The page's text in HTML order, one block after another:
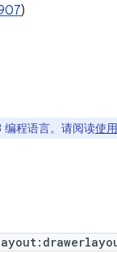
)
编程语言。请阅读使